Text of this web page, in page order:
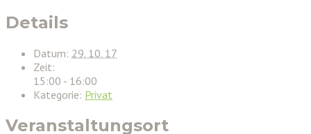
Details
Datum: 29. 10. 17
Zeit:
15:00 - 16:00
Kategorie: Privat
Veranstaltungsort